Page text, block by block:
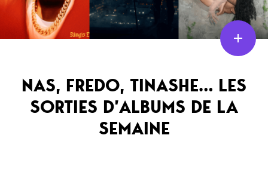
Documentaires
Interviews
Sorties
Newsletter
NAS, FREDO, TINASHE… LES
SORTIES D’ALBUMS DE LA
SEMAINE